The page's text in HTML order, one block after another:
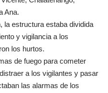
Ana.
la estructura estaba dividida
y vigilancia a los
los hurtos.
de fuego para cometer
a los vigilantes y pasar
las alarmas de los